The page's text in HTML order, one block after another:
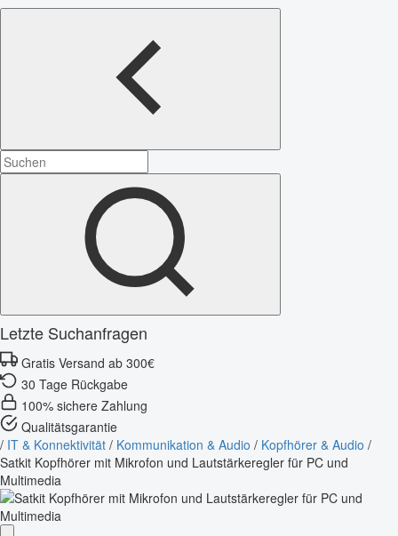
Letzte Suchanfragen
Gratis Versand ab 300€
30 Tage Rückgabe
100% sichere Zahlung
Qualitätsgarantie
/ IT & Konnektivität / Kommunikation & Audio / Kopfhörer & Audio /
Satkit Kopfhörer mit Mikrofon und Lautstärkeregler für PC und
Multimedia